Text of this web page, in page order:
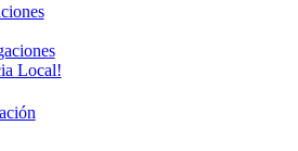
Local!